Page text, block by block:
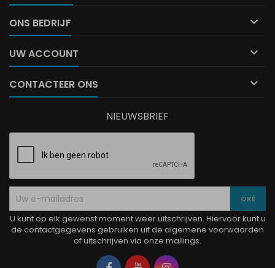
ONS BEDRIJF 
UW ACCOUNT 
CONTACTEER ONS 
NIEUWSBRIEF
U kunt op elk gewenst moment weer uitschrijven. Hiervoor kunt u
de contactgegevens gebruiken uit de algemene voorwaarden
of uitschrijven via onze mailings.